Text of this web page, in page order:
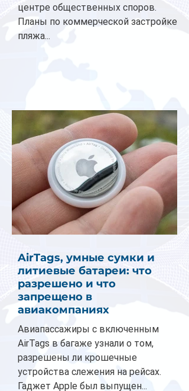
центре общественных споров.
Планы по коммерческой застройке
пляжа...
AirTags, умные сумки и
литиевые батареи: что
разрешено и что
запрещено в
авиакомпаниях
Авиапассажиры с включенным
AirTags в багаже узнали о том,
разрешены ли крошечные
устройства слежения на рейсах.
Гаджет Apple был выпущен...